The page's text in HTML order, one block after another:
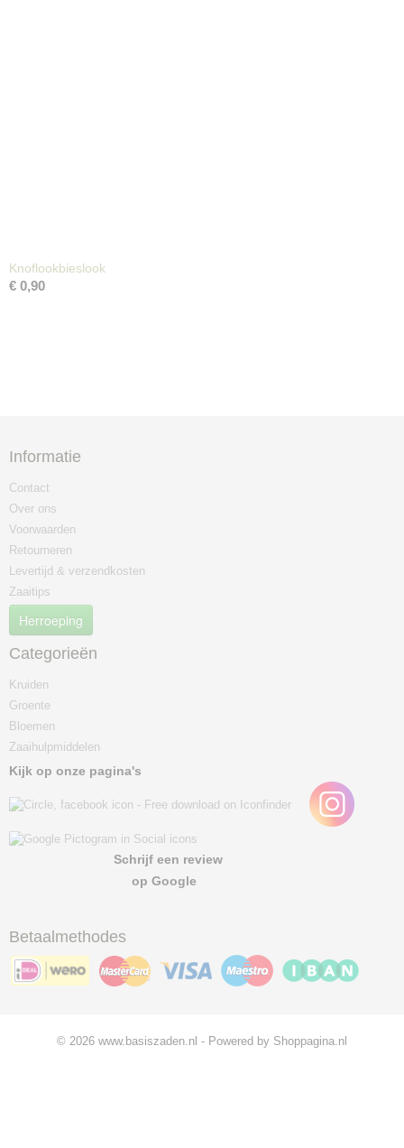
Knoflookbieslook
€ 0,90
Informatie
Contact
Over ons
Voorwaarden
Retourneren
Levertijd & verzendkosten
Zaaitips
Herroeping
Categorieën
Kruiden
Groente
Bloemen
Zaaihulpmiddelen
Kijk op onze pagina's
Schrijf een review
op Google
Betaalmethodes
© 2026 www.basiszaden.nl - Powered by Shoppagina.nl